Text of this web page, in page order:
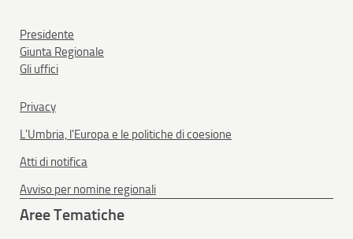
Presidente
Giunta Regionale
Gli uffici
Privacy
L'Umbria, l'Europa e le politiche di coesione
Atti di notifica
Avviso per nomine regionali
Aree Tematiche